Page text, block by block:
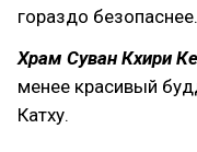
гораздо безопаснее.
Храм Суван Кхири
менее красивый
Катху.